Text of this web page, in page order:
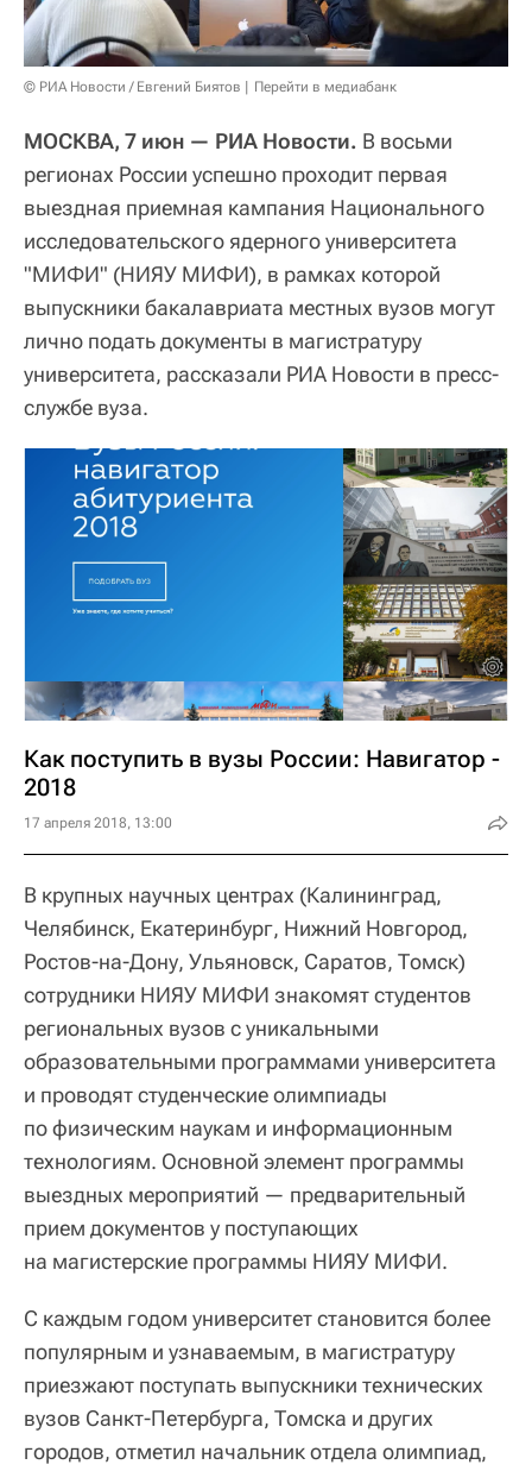
© РИА Новости / Евгений Биятов Перейти в медиабанк
МОСКВА, 7 июн — РИА Новости. В восьми
регионах России успешно проходит первая
выездная приемная кампания Национального
исследовательского ядерного университета
"МИФИ" (НИЯУ МИФИ), в рамках которой
выпускники бакалавриата местных вузов могут
лично подать документы в магистратуру
университета, рассказали РИА Новости в пресс-
службе вуза.
Как поступить в вузы России: Навигатор -
2018
17 апреля 2018, 13:00
В крупных научных центрах (Калининград,
Челябинск, Екатеринбург, Нижний Новгород,
Ростов-на-Дону, Ульяновск, Саратов, Томск)
сотрудники НИЯУ МИФИ знакомят студентов
региональных вузов с уникальными
образовательными программами университета
и проводят студенческие олимпиады
по физическим наукам и информационным
технологиям. Основной элемент программы
выездных мероприятий — предварительный
прием документов у поступающих
на магистерские программы НИЯУ МИФИ.
С каждым годом университет становится более
популярным и узнаваемым, в магистратуру
приезжают поступать выпускники технических
вузов Санкт-Петербурга, Томска и других
городов, отметил начальник отдела олимпиад,